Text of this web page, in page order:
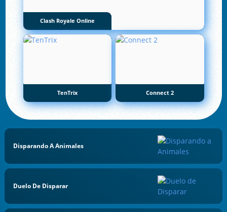
Clash Royale Online
TenTrix Connect 2
Disparando A Animales
Duelo De Disparar